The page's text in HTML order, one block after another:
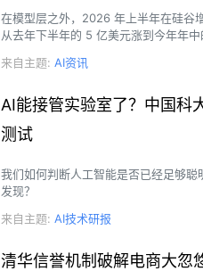
在模型层之外，2026 年上半年在硅
从去年下半年的 5 亿美元涨到今年年
年内从百万美元级别做到 6000 万美元
来自主题: AI资讯
AI能接管实验室了？中国科
测试
我们如何判断人工智能是否已经足够
发现？
来自主题: AI技术研报
清华信誉机制破解电商大忽